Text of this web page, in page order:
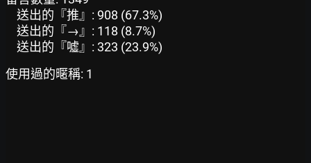
送出的『推』: 908 (67.3%)
送出的『→』: 118 (8.7%)
送出的『噓』: 323 (23.9%)
使用過的暱稱: 1